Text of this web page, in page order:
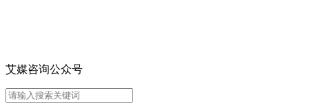
艾媒咨询公众号